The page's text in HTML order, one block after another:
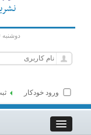
دوشنبه 19 مرداد 1405
ورود خودکار ثبت